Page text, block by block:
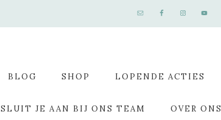
BLOG SHOP LOPENDE ACTIES
SLUIT JE AAN BIJ ONS TEAM OVER ONS